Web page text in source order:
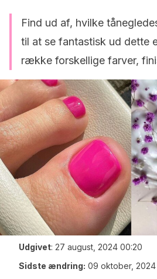
Find ud af, hvilke
til at se fantastisk ud dette
række forskellige farver,
Udgivet: 27 august, 2024 00:20
Sidste ændring: 09 oktober,